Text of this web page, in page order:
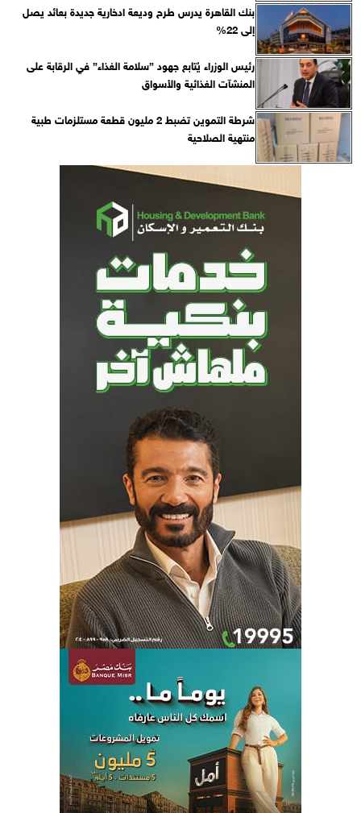
بنك القاهرة يدرس طرح وديعة ادخارية جديدة بعائد يصل
إلى 22%
رئيس الوزراء يُتابع جهود ”سلامة الغذاء” في الرقابة على
المنشآت الغذائية والأسواق
شرطة التموين تضبط 2 مليون قطعة مستلزمات طبية
منتهية الصلاحية